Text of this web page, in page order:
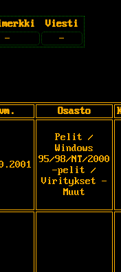
Viesti
- -
Osasto
Pelit /
Windows
95/98/NT/2000
-pelit /
Viritykset -
Muut